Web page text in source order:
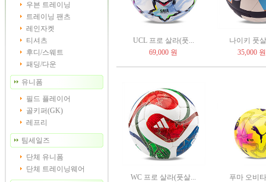
우븐 트레이닝
트레이닝 팬츠
레인자켓
티셔츠
후디/스웨트
패딩/다운
유니폼
필드 플레이어
골키퍼(GK)
레프리
팀세일즈
단체 유니폼
단체 트레이닝웨어
UCL 프로 살라(풋...
69,000 원
나이키 풋
35,000 원
WC 프로 살라(풋살...
푸마 오비